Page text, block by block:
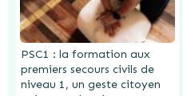
PSC1 : la formation aux
premiers secours civils de
niveau 1, un geste citoyen